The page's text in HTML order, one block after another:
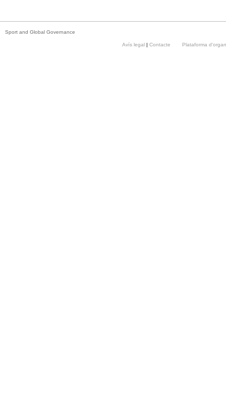
Sport and Global Governance
Avís legal | Contacte Plataforma